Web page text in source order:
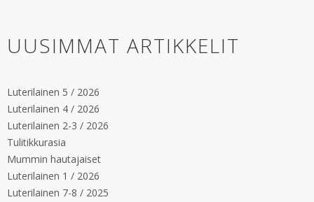
UUSIMMAT ARTIKKELIT
Luterilainen 5 / 2026
Luterilainen 4 / 2026
Luterilainen 2-3 / 2026
Tulitikkurasia
Mummin hautajaiset
Luterilainen 1 / 2026
Luterilainen 7-8 / 2025